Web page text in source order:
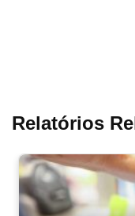
Relatórios